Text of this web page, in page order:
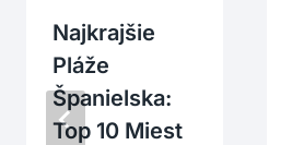
Najkrajšie
Pláže
Španielska:
Top 10 Miest